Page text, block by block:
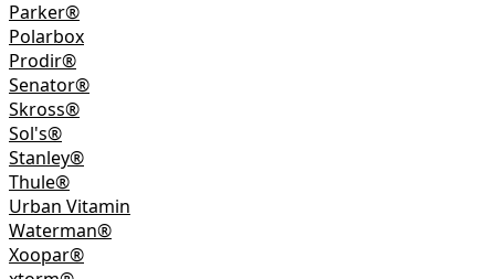
Parker®
Polarbox
Prodir®
Senator®
Skross®
Sol's®
Stanley®
Thule®
Urban Vitamin
Waterman®
Xoopar®